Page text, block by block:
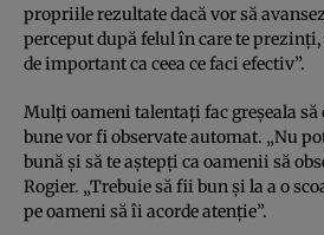
propriile rezultate dacă vor să
perceput după felul în care te prezinți,
de important ca ceea ce faci efectiv”.
Mulți oameni talentați fac greșeala să
bune vor fi observate automat. „Nu
bună și să te aștepți ca oamenii să
Rogier. „Trebuie să fii bun și la a o
pe oameni să îi acorde atenție”.